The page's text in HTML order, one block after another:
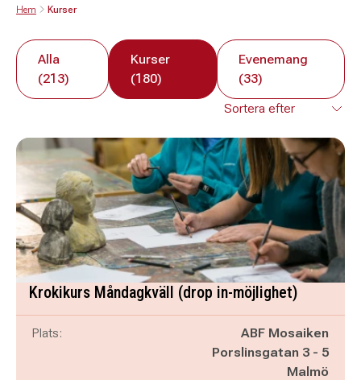
Hem Kurser
Alla
(213)
Kurser
(180)
Evenemang
(33)
Krokikurs Måndagkväll (drop in-möjlighet)
Plats:
ABF Mosaiken
Porslinsgatan 3 - 5
Malmö